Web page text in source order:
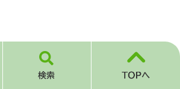
・ひと・しごと創生「人口ビ
合戦略」(案)に関する意見